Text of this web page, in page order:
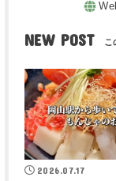
NEW POST
2026.07.17